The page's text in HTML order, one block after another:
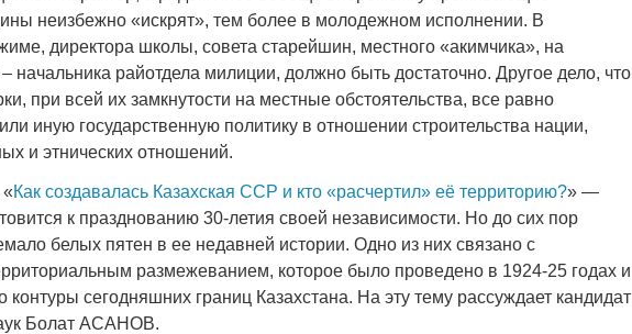
неизбежно «искрят», тем более в молодежном исполнении. В
директора школы, совета старейшин, местного «акимчика», на
начальника райотдела милиции, должно быть достаточно. Другое дело, что
при всей их замкнутости на местные обстоятельства, все равно
иную государственную политику в отношении строительства нации,
и этнических отношений.
«Как создавалась Казахская ССР и кто «расчертил» её территорию?» —
к празднованию 30-летия своей независимости. Но до сих пор
белых пятен в ее недавней истории. Одно из них связано с
размежеванием, которое было проведено в 1924-25 годах и
контуры сегодняшних границ Казахстана. На эту тему рассуждает кандидат
Болат АСАНОВ.
Война Миров